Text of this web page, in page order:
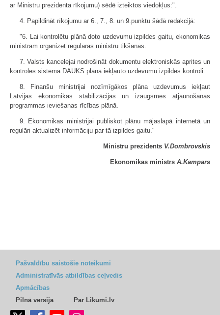
ar Ministru prezidenta rīkojumu) sēdē izteiktos viedokļus:".
4. Papildināt rīkojumu ar 6., 7., 8. un 9.punktu šādā redakcijā:
"6. Lai kontrolētu plānā doto uzdevumu izpildes gaitu, ekonomikas
ministram organizēt regulāras ministru tikšanās.
7. Valsts kancelejai nodrošināt dokumentu elektroniskās aprites un
kontroles sistēmā DAUKS plānā iekļauto uzdevumu izpildes kontroli.
8. Finanšu ministrijai nozīmīgākos plāna uzdevumus iekļaut
Latvijas ekonomikas stabilizācijas un izaugsmes atjaunošanas
programmas ieviešanas rīcības plānā.
9. Ekonomikas ministrijai publiskot plānu mājaslapā internetā un
regulāri aktualizēt informāciju par tā izpildes gaitu."
Ministru prezidents V.Dombrovskis
Ekonomikas ministrs A.Kampars
Pašvaldību saistošie noteikumi
Administratīvās atbildības ceļvedis
Apmācības
Pilnā versija
Par Likumi.lv